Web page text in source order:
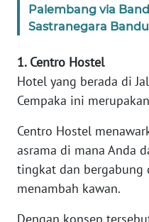
Palembang via
Sastranegara
1. Centro Hostel
Hotel yang berada di
Cempaka ini
Centro Hostel
asrama di mana Anda
tingkat dan
menambah kawan.
WN
WN
KEPRI
WN
PAPUA
WN
BARAT